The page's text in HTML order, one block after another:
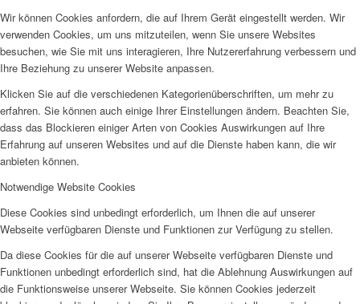
Wir können Cookies anfordern, die auf Ihrem Gerät eingestellt werden. Wir
verwenden Cookies, um uns mitzuteilen, wenn Sie unsere Websites
besuchen, wie Sie mit uns interagieren, Ihre Nutzererfahrung verbessern und
Ihre Beziehung zu unserer Website anpassen.
Klicken Sie auf die verschiedenen Kategorienüberschriften, um mehr zu
erfahren. Sie können auch einige Ihrer Einstellungen ändern. Beachten Sie,
dass das Blockieren einiger Arten von Cookies Auswirkungen auf Ihre
Erfahrung auf unseren Websites und auf die Dienste haben kann, die wir
anbieten können.
Notwendige Website Cookies
Diese Cookies sind unbedingt erforderlich, um Ihnen die auf unserer
Webseite verfügbaren Dienste und Funktionen zur Verfügung zu stellen.
Da diese Cookies für die auf unserer Webseite verfügbaren Dienste und
Funktionen unbedingt erforderlich sind, hat die Ablehnung Auswirkungen auf
die Funktionsweise unserer Webseite. Sie können Cookies jederzeit